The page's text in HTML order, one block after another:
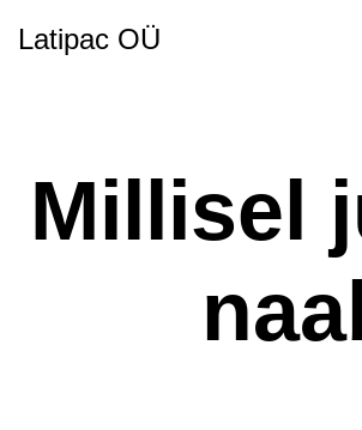
Latipac OÜ
Millisel